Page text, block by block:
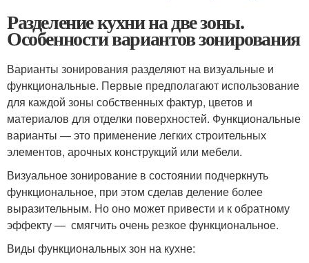
Разделение кухни на две зоны.
Особенности вариантов зонирования
Варианты зонирования разделяют на визуальные и
функциональные. Первые предполагают использование
для каждой зоны собственных фактур, цветов и
материалов для отделки поверхностей. Функциональные
варианты — это применение легких строительных
элементов, арочных конструкций или мебели.
Визуальное зонирование в состоянии подчеркнуть
функциональное, при этом сделав деление более
выразительным. Но оно может привести и к обратному
эффекту — смягчить очень резкое функциональное.
Виды функциональных зон на кухне: